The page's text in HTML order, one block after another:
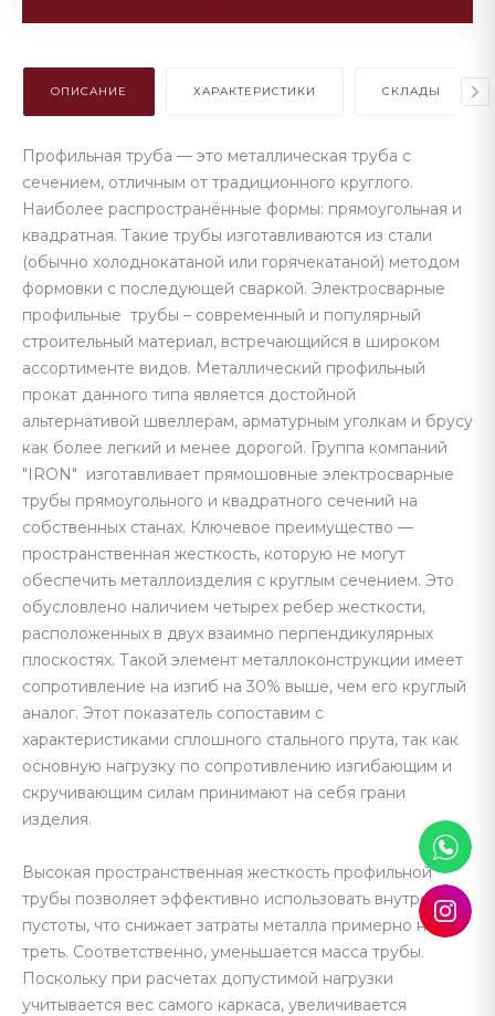
ОПИСАНИЕ ХАРАКТЕРИСТИКИ СКЛАДЫ
Профильная труба — это металлическая труба с
сечением, отличным от традиционного круглого.
Наиболее распространённые формы: прямоугольная и
квадратная. Такие трубы изготавливаются из стали
(обычно холоднокатаной или горячекатаной) методом
формовки с последующей сваркой. Электросварные
профильные трубы – современный и популярный
строительный материал, встречающийся в широком
ассортименте видов. Металлический профильный
прокат данного типа является достойной
альтернативой швеллерам, арматурным уголкам и брусу
как более легкий и менее дорогой. Группа компаний
"IRON" изготавливает прямошовные электросварные
трубы прямоугольного и квадратного сечений на
собственных станах. Ключевое преимущество —
пространственная жесткость, которую не могут
обеспечить металлоизделия с круглым сечением. Это
обусловлено наличием четырех ребер жесткости,
расположенных в двух взаимно перпендикулярных
плоскостях. Такой элемент металлоконструкции имеет
сопротивление на изгиб на 30% выше, чем его круглый
аналог. Этот показатель сопоставим с
характеристиками сплошного стального прута, так как
основную нагрузку по сопротивлению изгибающим и
скручивающим силам принимают на себя грани
изделия.
Высокая пространственная жесткость профильной
трубы позволяет эффективно использовать внутренние
пустоты, что снижает затраты металла примерно на
треть. Соответственно, уменьшается масса трубы.
Поскольку при расчетах допустимой нагрузки
учитывается вес самого каркаса, увеличивается